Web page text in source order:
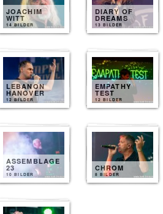
JOACHIM
WITT
14 BILDER
DIARY OF
DREAMS
13 BILDER
LEBANON
HANOVER
12 BILDER
EMPATHY
TEST
12 BILDER
ASSEMBLAGE
23
10 BILDER
CHROM
8 BILDER